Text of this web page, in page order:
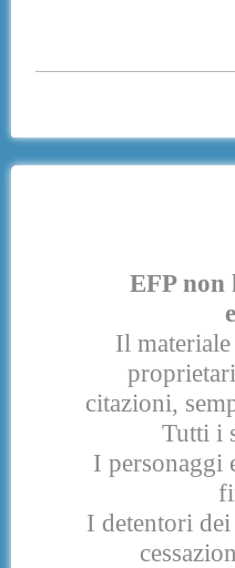
EFP non
Il
citazioni,
Tutti i
I personaggi
I detentori